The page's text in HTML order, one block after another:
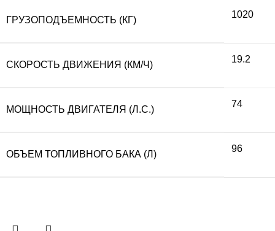
ГРУЗОПОДЪЕМНОСТЬ (КГ)
1020
СКОРОСТЬ ДВИЖЕНИЯ (КМ/Ч)
19.2
МОЩНОСТЬ ДВИГАТЕЛЯ (Л.С.)
74
ОБЪЕМ ТОПЛИВНОГО БАКА (Л)
96